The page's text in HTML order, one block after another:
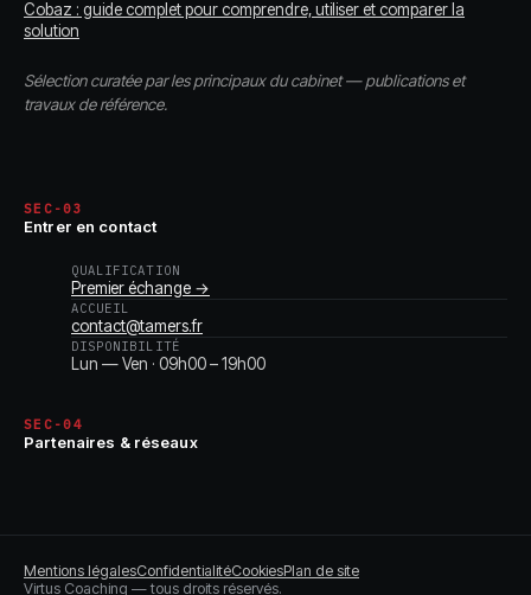
Cobaz : guide complet pour comprendre, utiliser et comparer la
solution
Sélection curatée par les principaux du cabinet — publications et
travaux de référence.
SEC-03
Entrer en contact
QUALIFICATION
Premier échange →
ACCUEIL
contact@tamers.fr
DISPONIBILITÉ
Lun — Ven · 09h00 – 19h00
SEC-04
Partenaires & réseaux
Mentions légalesConfidentialitéCookiesPlan de site
Virtus Coaching — tous droits réservés.